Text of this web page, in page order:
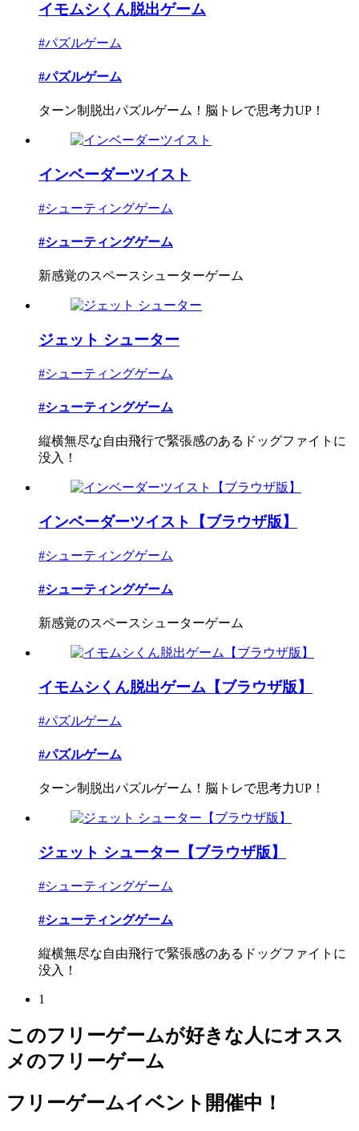
イモムシくん脱出ゲーム
#パズルゲーム
#パズルゲーム
ターン制脱出パズルゲーム！脳トレで思考力UP！
インベーダーツイスト
#シューティングゲーム
#シューティングゲーム
新感覚のスペースシューターゲーム
ジェット シューター
#シューティングゲーム
#シューティングゲーム
縦横無尽な自由飛行で緊張感のあるドッグファイトに
没入！
インベーダーツイスト【ブラウザ版】
#シューティングゲーム
#シューティングゲーム
新感覚のスペースシューターゲーム
イモムシくん脱出ゲーム【ブラウザ版】
#パズルゲーム
#パズルゲーム
ターン制脱出パズルゲーム！脳トレで思考力UP！
ジェット シューター【ブラウザ版】
#シューティングゲーム
#シューティングゲーム
縦横無尽な自由飛行で緊張感のあるドッグファイトに
没入！
1
このフリーゲームが好きな人にオスス
メのフリーゲーム
フリーゲームイベント開催中！